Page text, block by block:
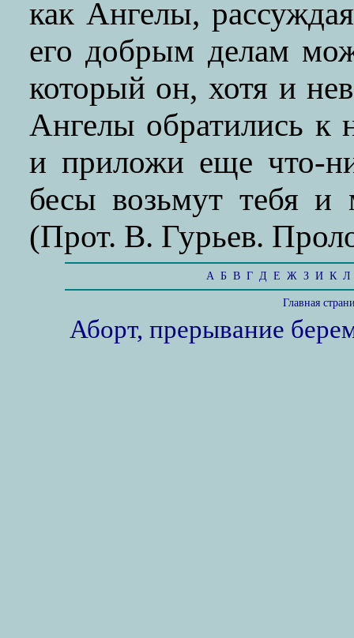
как Ангелы,
его добрым делам
который он, хотя и
Ангелы обратились к
и приложи еще что-
бесы возьмут тебя
(Прот. В. Гурьев.
А Б В Г Д Е Ж З И К Л
Главная
Аборт, прерывание